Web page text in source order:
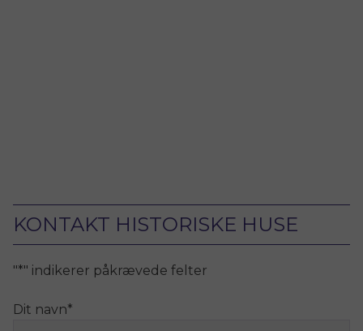
KONTAKT HISTORISKE HUSE
"*" indikerer påkrævede felter
Dit navn*